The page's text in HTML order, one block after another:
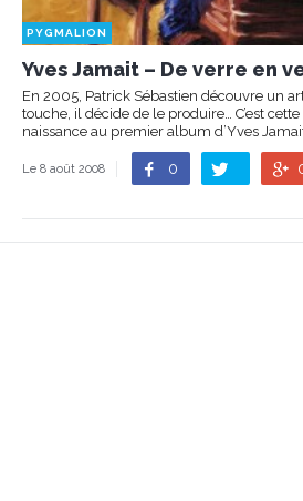
PYGMALION
Yves Jamait – De verre en
En 2005, Patrick Sébastien découvre un
touche, il décide de le produire… C’est
naissance au premier album d’Yves
Le 8 août 2008 0